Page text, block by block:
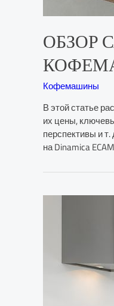
ОБЗОР
Кофемашины
В этой статье
их цены,
перспективы и
на Dinamica